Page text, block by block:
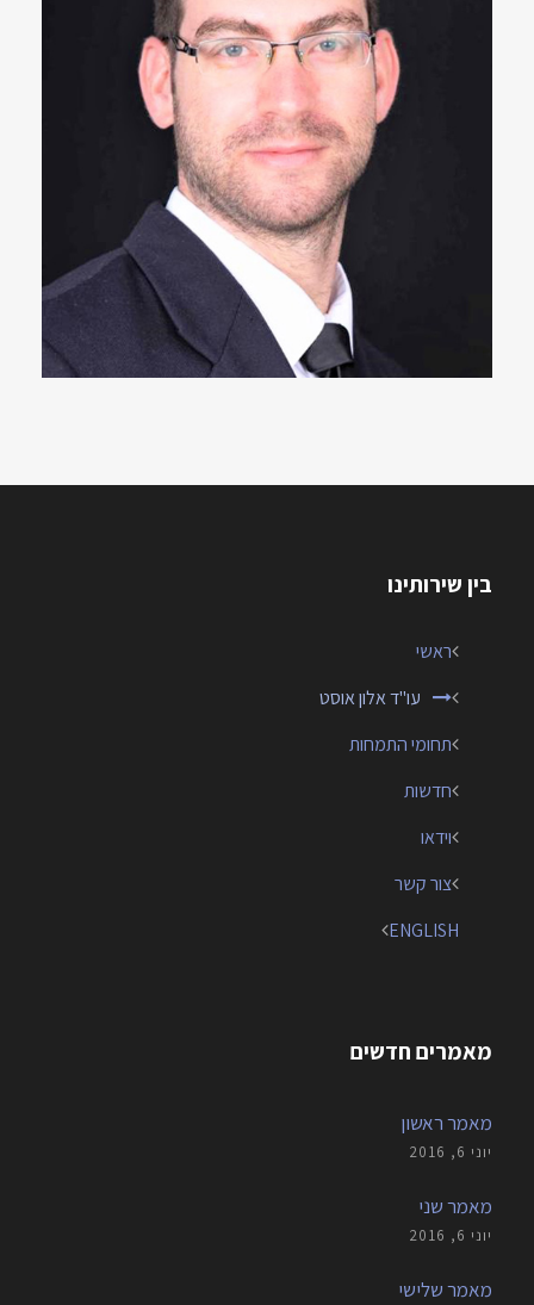
בין שירותינו
ראשי
עו"ד אלון אוסט
תחומי התמחות
חדשות
וידאו
צור קשר
ENGLISH
מאמרים חדשים
מאמר ראשון
יוני 6, 2016
מאמר שני
יוני 6, 2016
מאמר שלישי